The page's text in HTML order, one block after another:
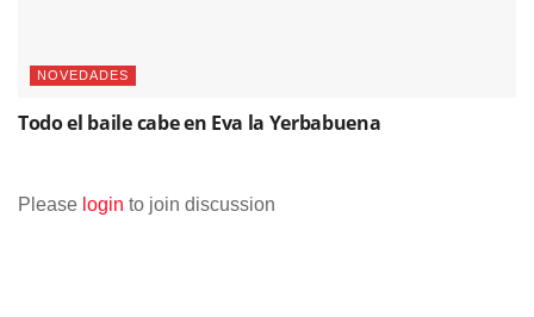
NOVEDADES
Todo el baile cabe en Eva la Yerbabuena
Please login to join discussion